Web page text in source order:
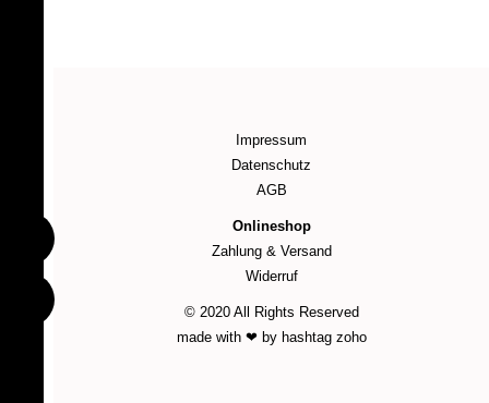
Impressum
Datenschutz
AGB
Onlineshop
Zahlung & Versand
Widerruf
© 2020 All Rights Reserved
made with ❤ by hashtag zoho